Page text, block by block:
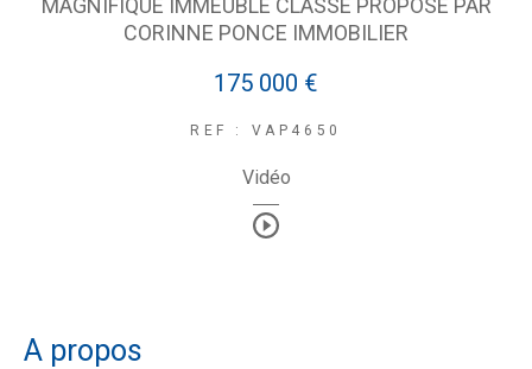
CORINNE PONCE IMMOBILIER
175 000 €
REF : VAP4650
Vidéo
a propos